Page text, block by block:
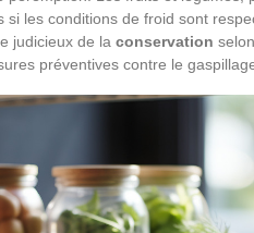
les conditions de froid sont
judicieux de la conservation
préventives contre le